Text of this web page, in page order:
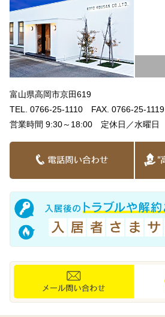
富山県高岡市京田619
TEL. 0766-25-1110 FAX. 0766-25-1119
営業時間 9:30～18:00 定休日／水曜日